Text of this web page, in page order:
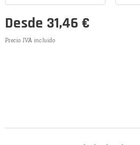
Desde 31,46 €
Precio IVA incluido